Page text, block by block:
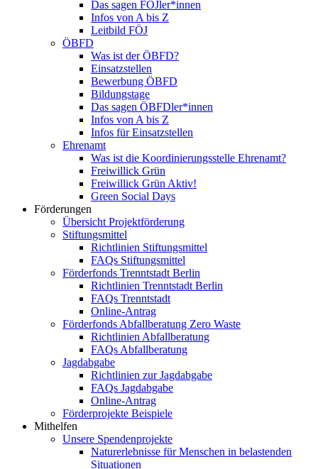
Das sagen FÖJler*innen
Infos von A bis Z
Leitbild FÖJ
ÖBFD
Was ist der ÖBFD?
Einsatzstellen
Bewerbung ÖBFD
Bildungstage
Das sagen ÖBFDler*innen
Infos von A bis Z
Infos für Einsatzstellen
Ehrenamt
Was ist die Koordinierungsstelle Ehrenamt?
Freiwillick Grün
Freiwillick Grün Aktiv!
Green Social Days
Förderungen
Übersicht Projektförderung
Stiftungsmittel
Richtlinien Stiftungsmittel
FAQs Stiftungsmittel
Förderfonds Trenntstadt Berlin
Richtlinien Trenntstadt Berlin
FAQs Trenntstadt
Online-Antrag
Förderfonds Abfallberatung Zero Waste
Richtlinien Abfallberatung
FAQs Abfallberatung
Jagdabgabe
Richtlinien zur Jagdabgabe
FAQs Jagdabgabe
Online-Antrag
Förderprojekte Beispiele
Mithelfen
Unsere Spendenprojekte
Naturerlebnisse für Menschen in belastenden
Situationen